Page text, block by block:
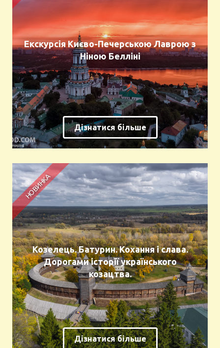
Екскурсія Києво-Печерською Лаврою з
Ніною Белліні
Дізнатися більше
Козелець. Батурин. Кохання і слава.
Дорогами історії українського
козацтва.
Дізнатися більше